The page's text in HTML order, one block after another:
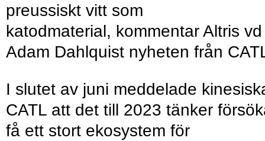
preussiskt vitt som
katodmaterial, kommentar Altris vd
Adam Dahlquist nyheten från
I slutet av juni meddelade
CATL att det till 2023 tänker
få ett stort ekosystem för